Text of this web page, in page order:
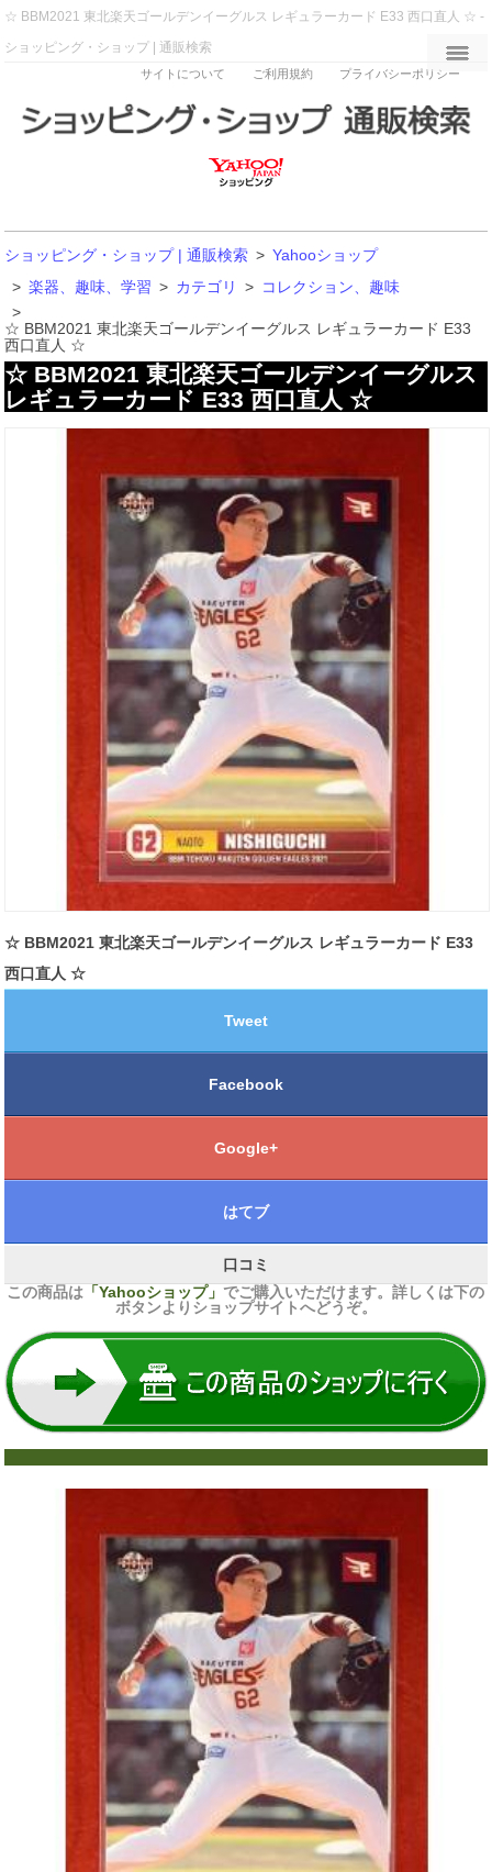
☆ BBM2021 東北楽天ゴールデンイーグルス レギュラーカード E33 西口直人 ☆ -
ショッピング・ショップ | 通販検索
サイトについて ご利用規約 プライバシーポリシー
ショッピング・ショップ | 通販検索 > Yahooショップ
> 楽器、趣味、学習 > カテゴリ > コレクション、趣味
>
☆ BBM2021 東北楽天ゴールデンイーグルス レギュラーカード E33
西口直人 ☆
☆ BBM2021 東北楽天ゴールデンイーグルス
レギュラーカード E33 西口直人 ☆
☆ BBM2021 東北楽天ゴールデンイーグルス レギュラーカード E33
西口直人 ☆
Tweet
Facebook
Google+
はてブ
口コミ
この商品は 「Yahooショップ」でご購入いただけます。詳しくは下の
ボタンよりショップサイトへどうぞ。